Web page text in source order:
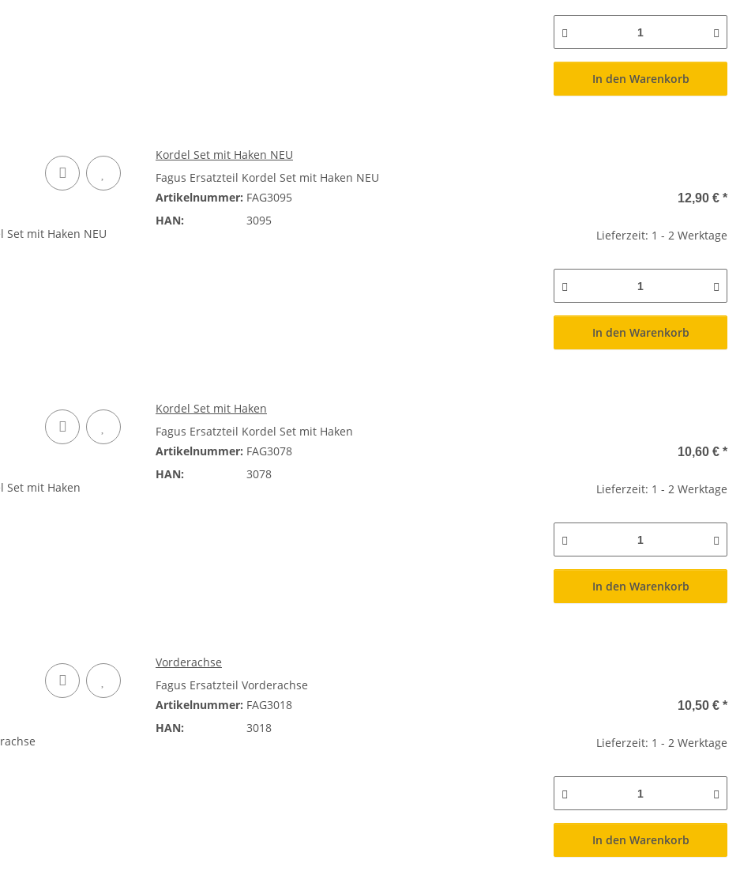
In den Warenkorb
Kordel Set mit Haken NEU
Fagus Ersatzteil Kordel Set mit Haken NEU
Artikelnummer: FAG3095
HAN:
3095
12,90 € *
Lieferzeit: 1 - 2 Werktage
In den Warenkorb
Kordel Set mit Haken
Fagus Ersatzteil Kordel Set mit Haken
Artikelnummer: FAG3078
HAN:
3078
10,60 € *
Lieferzeit: 1 - 2 Werktage
In den Warenkorb
Vorderachse
Fagus Ersatzteil Vorderachse
Artikelnummer: FAG3018
HAN:
3018
10,50 € *
Lieferzeit: 1 - 2 Werktage
In den Warenkorb